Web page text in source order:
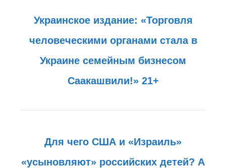
Украинское издание: «Торговля
человеческими органами стала в
Украине семейным бизнесом
Саакашвили!» 21+
Для чего США и «Израиль»
«усыновляют» российских детей? А